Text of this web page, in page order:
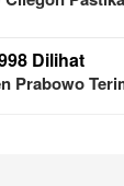
Dilihat
Prabowo